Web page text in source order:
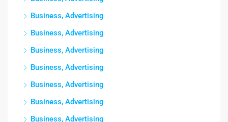
Business, Advertising
Business, Advertising
Business, Advertising
Business, Advertising
Business, Advertising
Business, Advertising
Business, Advertising